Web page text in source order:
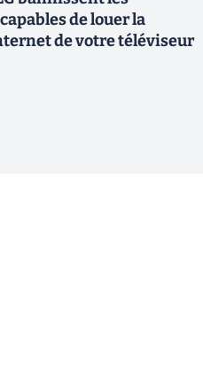
de louer la
de votre téléviseur